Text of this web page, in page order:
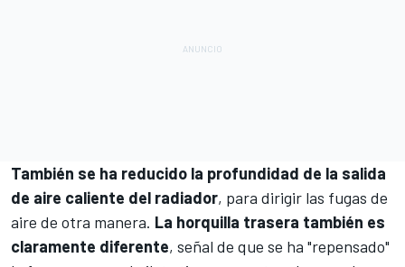
También se ha reducido la profundidad de la salida
de aire caliente del radiador, para dirigir las fugas de
aire de otra manera. La horquilla trasera también es
claramente diferente, señal de que se ha "repensado"